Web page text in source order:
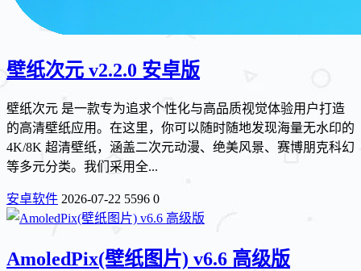
壁纸次元 v2.2.0 安卓版
壁纸次元 是一款专为追求个性化与高品质视觉体验用户打造
的高清壁纸应用。在这里，你可以随时随地发现海量无水印的
4K/8K 超清壁纸，涵盖二次元动漫、绝美风景、赛博朋克科幻
等多元分类。我们采用全...
安卓软件 2026-07-22 5596 0
AmoledPix(壁纸图片) v6.6 高级版